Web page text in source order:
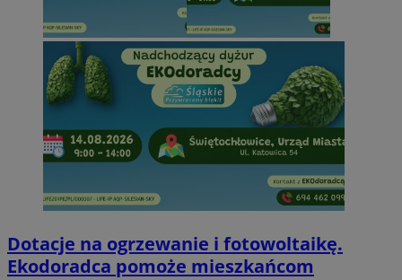
Dotacje na ogrzewanie i fotowoltaikę.
Ekodoradca pomoże mieszkańcom